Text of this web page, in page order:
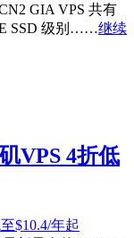
GIA VPS 共有
SSD 级别……继续
VPS 4折低